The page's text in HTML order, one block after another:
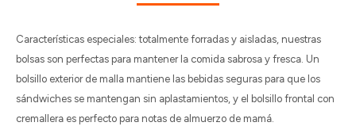
Características especiales: totalmente forradas y aisladas, nuestras
bolsas son perfectas para mantener la comida sabrosa y fresca. Un
bolsillo exterior de malla mantiene las bebidas seguras para que los
sándwiches se mantengan sin aplastamientos, y el bolsillo frontal con
cremallera es perfecto para notas de almuerzo de mamá.